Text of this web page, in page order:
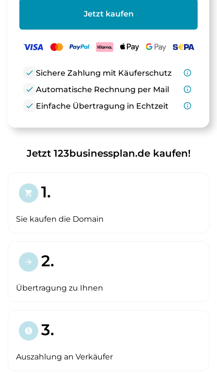
Jetzt kaufen
check Sichere Zahlung mit Käuferschutz
info_outline
check Automatische Rechnung per Mail
info_outline
check Einfache Übertragung in Echtzeit info_outline
Jetzt 123businessplan.de kaufen!
shopping_cart 1.
Sie kaufen die Domain
arrow_forward 2.
Übertragung zu Ihnen
paid 3.
Auszahlung an Verkäufer